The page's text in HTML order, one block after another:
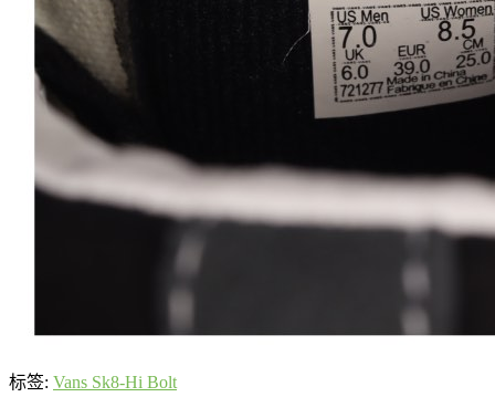
标签: Vans Sk8-Hi Bolt